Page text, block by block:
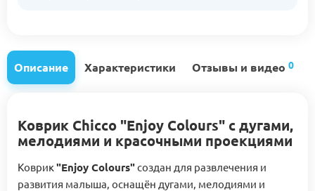
Описание Характеристики Отзывы и видео 0
Коврик Chicco "Enjoy Colours" с дугами,
мелодиями и красочными проекциями
Коврик"Enjoy Colours"создан для развлечения и
развития малыша, оснащён дугами, мелодиями и